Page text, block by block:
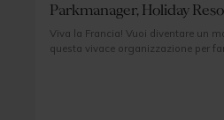
Parkmanager, Holiday
Viva la Francia! Vuoi diventare un
questa vivace organizzazione per